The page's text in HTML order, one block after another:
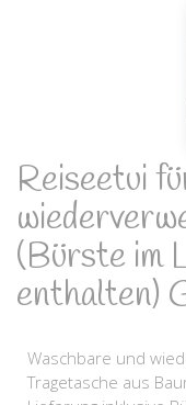
Reiseetui
(Bürste im
enthalten)
Waschbare und
Tragetasche aus